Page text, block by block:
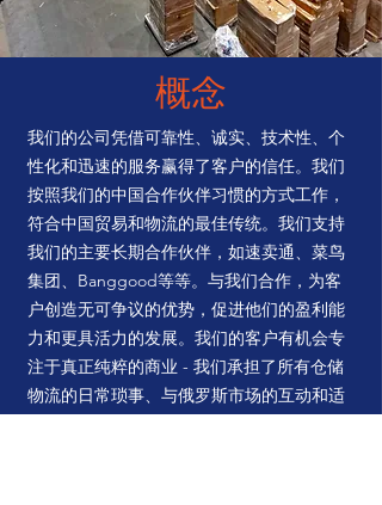
概念
我们的公司凭借可靠性、诚实、技术性、个
性化和迅速的服务赢得了客户的信任。我们
按照我们的中国合作伙伴习惯的方式工作，
符合中国贸易和物流的最佳传统。我们支持
我们的主要长期合作伙伴，如速卖通、菜鸟
集团、Banggood等等。与我们合作，为客
户创造无可争议的优势，促进他们的盈利能
力和更具活力的发展。我们的客户有机会专
注于真正纯粹的商业 - 我们承担了所有仓储
物流的日常琐事、与俄罗斯市场的互动和适